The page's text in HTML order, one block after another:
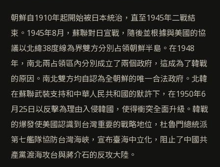
朝鮮自1910年起開始被日本統治，直至1945年二戰結
束。1945年8月，蘇聯對日宣戰，隨後並根據與美國的協
議以北緯38度線為界雙方分別占領朝鮮半島。在1948
年，南北兩占領區內分別成立了兩個政府，這成為了韓戰
的原因。南北雙方均自認為全朝鮮的唯一合法政府。北韓
在蘇聯武裝支持和中華人民共和國的默許下，在1950年6
月25日以反擊為理由入侵韓國，使得衝突全面升級。韓戰
的爆發使美國認識到台灣重要的戰略地位，杜魯門總統派
第七艦隊協防台灣海峽，宣布臺海中立化，阻止了中國共
產黨渡海攻台與蔣介石的反攻大陸。